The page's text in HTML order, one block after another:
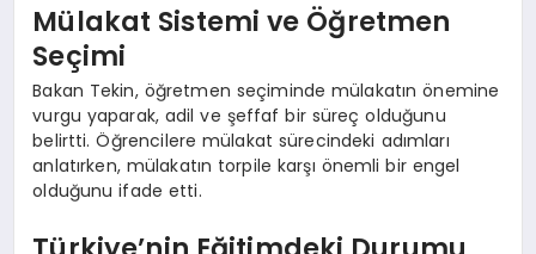
Mülakat Sistemi ve Öğretmen
Seçimi
Bakan Tekin, öğretmen seçiminde mülakatın önemine
vurgu yaparak, adil ve şeffaf bir süreç olduğunu
belirtti. Öğrencilere mülakat sürecindeki adımları
anlatırken, mülakatın torpile karşı önemli bir engel
olduğunu ifade etti.